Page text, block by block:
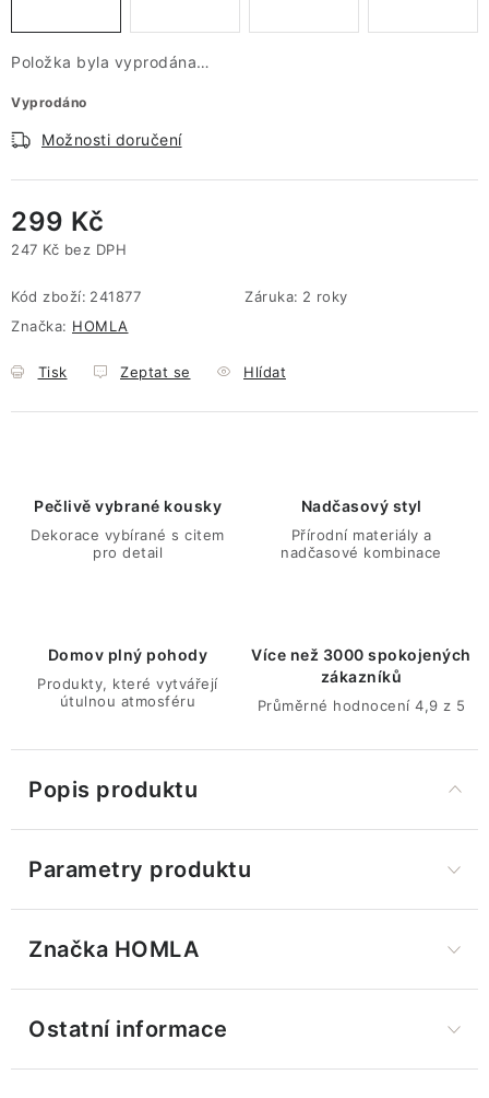
Položka byla vyprodána…
Vyprodáno
Možnosti doručení
299 Kč
247 Kč bez DPH
Kód zboží: 241877 Záruka: 2 roky
Značka: HOMLA
Tisk Zeptat se Hlídat
Pečlivě vybrané kousky
Dekorace vybírané s citem
pro detail
Nadčasový styl
Přírodní materiály a
nadčasové kombinace
Domov plný pohody
Produkty, které vytvářejí
útulnou atmosféru
Více než 3000 spokojených
zákazníků
Průměrné hodnocení 4,9 z 5
Popis produktu
Parametry produktu
Značka HOMLA
Ostatní informace